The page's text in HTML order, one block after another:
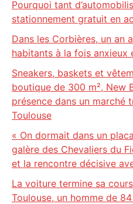
Pourquoi tant
stationnement gratuit en
Dans les Corbières, un an
habitants à la fois anxieux
Sneakers, baskets et
boutique de 300 m², New
présence dans un marché
Toulouse
« On dormait dans un
galère des Chevaliers du
et la rencontre décisive
La voiture termine sa
Toulouse, un homme de